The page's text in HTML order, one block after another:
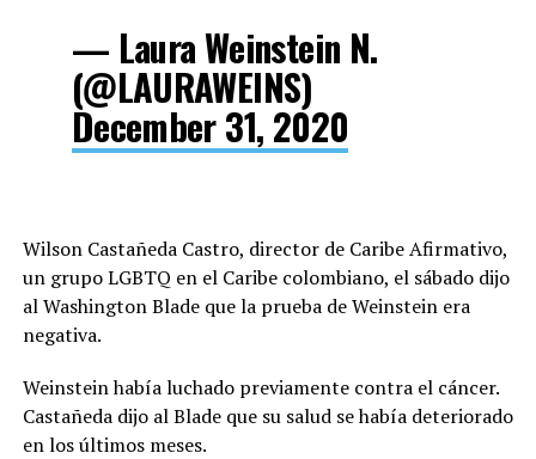
— Laura Weinstein N.
(@LAURAWEINS)
December 31, 2020
Wilson Castañeda Castro, director de Caribe Afirmativo,
un grupo LGBTQ en el Caribe colombiano, el sábado dijo
al Washington Blade que la prueba de Weinstein era
negativa.
Weinstein había luchado previamente contra el cáncer.
Castañeda dijo al Blade que su salud se había deteriorado
en los últimos meses.